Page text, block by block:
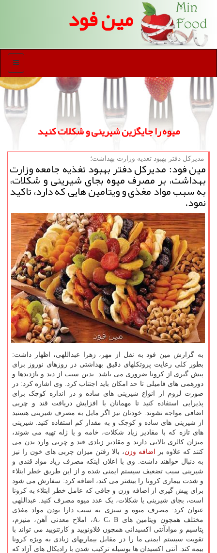
مین فود
منو
میوه را جایگزین شیرینی و شكلات كنید
مدیركل دفتر بهبود تغذیه وزارت بهداشت؛
مین فود: مدیرکل دفتر بهبود تغذیه جامعه وزارت
بهداشت، بر مصرف میوه بجای شیرینی و شکلات،
به سبب مواد مغذی و ویتامین هایی که دارد، تاکید
نمود.
به گزارش مین فود به نقل از مهر، زهرا عبداللهی، اظهار داشت:
بطور کلی رعایت پروتکلهای دقیق بهداشتی در روزهای نوروز برای
پیش گیری از کرونا ضروری می باشد. بدین سبب از دید و بازدیدها و
دورهمی های فامیلی تا حد امکان باید اجتناب کرد. وی اشاره کرد: در
صورت لزوم از انواع شیرینی های ساده و در اندازه کوچک برای
پذیرایی استفاده کنید تا مهمانان با افزایش دریافت قند و چربی
اضافی مواجه نشوند. خودتان نیز اگر مایل به مصرف شیرینی هستید
از شیرینی های ساده و کوچک و به مقدار کم استفاده کنید. شیرینی
های تازه که با مقادیر زیاد شکلات، خامه و یا ژله تهیه می شوند،
میزان کالری بالایی دارند و مقادیر زیادی قند و چربی وارد بدن می
کنند که علاوه بر
اضافه وزن، بالا رفتن میزان چربی های خون را نیز
به دنبال خواهند داشت. وی با اعلان اینکه مصرف زیاد مواد قندی و
شیرینی سبب تضعیف سیستم ایمنی شده و از این طریق خطر ابتلاء
و شدت بیماری کرونا را بیشتر می کند، اضافه کرد: سفارش می شود
برای پیش گیری از اضافه وزن و چاقی که عامل خطر ابتلاء به کرونا
است، بجای شیرینی یا شکلات، یک عدد میوه مصرف کنید. عبداللهی
عنوان کرد: مصرف میوه و سبزی به سبب دارا بودن مواد مغذی
مختلف همچون ویتامین های A، C، B، املاح معدنی آهن، منیزم،
پتاسیم و موادآنتی اکسیدانی همچون فلاونویید و کارتنویید می تواند با
تقویت سیستم ایمنی ما را در مقابل بیماریهای زیادی به ویژه کرونا
بیمه کند. آنتی اکسیدان ها بوسیله ترکیب شدن با رادیکال های آزاد که